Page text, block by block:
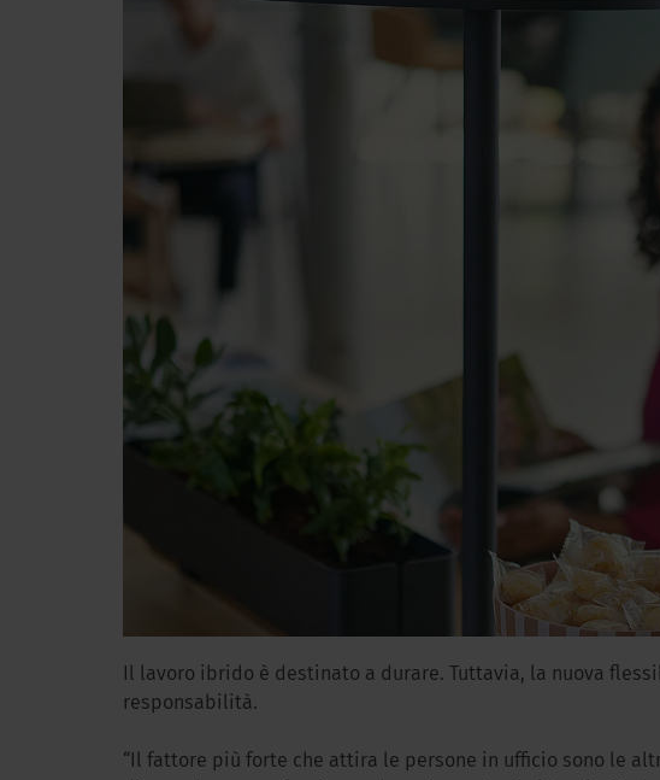
Il lavoro ibrido è destinato a durare. Tuttavia, la nuova
responsabilità.
“Il fattore più forte che attira le persone in ufficio sono le